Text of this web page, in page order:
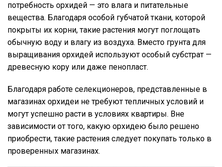
потребность орхидей — это влага и питательные
вещества. Благодаря особой губчатой ткани, которой
покрыты их корни, такие растения могут поглощать
обычную воду и влагу из воздуха. Вместо грунта для
выращивания орхидей используют особый субстрат —
древесную кору или даже пенопласт.
Благодаря работе селекционеров, представленные в
магазинах орхидеи не требуют тепличных условий и
могут успешно расти в условиях квартиры. Вне
зависимости от того, какую орхидею было решено
приобрести, такие растения следует покупать только в
проверенных магазинах.